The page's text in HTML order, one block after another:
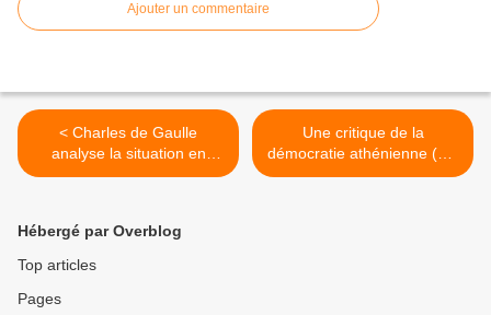
Ajouter un commentaire
< Charles de Gaulle
analyse la situation en
Algérie (DS TS1)
Une critique de la
démocratie athénienne (DS
classe de 2nde 5) >
Hébergé par Overblog
Top articles
Pages